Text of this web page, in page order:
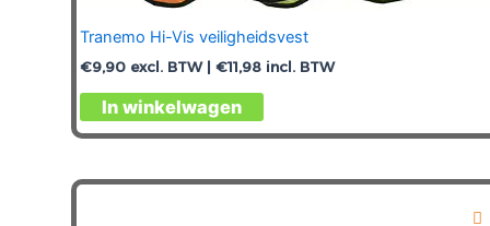
Tranemo Hi-Vis veiligheidsvest
€9,90 excl. BTW | €11,98 incl. BTW
In winkelwagen
Dit
product
meerdere